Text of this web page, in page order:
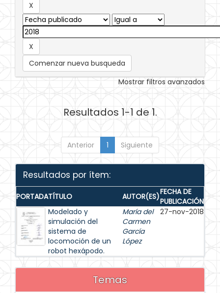
Comenzar nueva busqueda
Mostrar filtros avanzados
Resultados 1-1 de 1.
Anterior 1 Siguiente
Resultados por ítem:
PORTADATÍTULO AUTOR(ES)FECHA DE
PUBLICACIÓN
Modelado y
simulación del
sistema de
locomoción de un
robot hexápodo.
María del
Carmen
García
López
27-nov-2018
Temas